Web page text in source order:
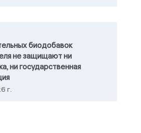
биодобавок
не защищают ни
ни государственная
г.